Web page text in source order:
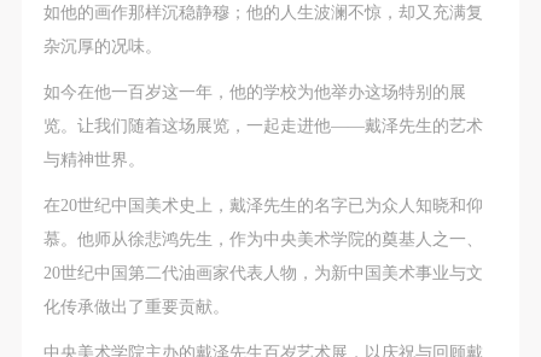
如他的画作那样沉稳静穆；他的人生波澜不惊，却又充满复
杂沉厚的况味。
如今在他一百岁这一年，他的学校为他举办这场特别的展
览。让我们随着这场展览，一起走进他——戴泽先生的艺术
与精神世界。
在20世纪中国美术史上，戴泽先生的名字已为众人知晓和仰
慕。他师从徐悲鸿先生，作为中央美术学院的奠基人之一、
20世纪中国第二代油画家代表人物，为新中国美术事业与文
化传承做出了重要贡献。
中央美术学院主办的戴泽先生百岁艺术展，以庆祝与回顾戴
律、法规，必须遵循道德和社会公德规范，并应该具
备以人为本、团结友爱、互相帮助和助人为乐的良好
品质。
第三条
参加本次活动人员应该是成年人（具有完全民事行为
同下参观。
第四条
参加活动者在此次活动期间的人身安全责任自负。鼓
励参加者自行购买人身安全保险。活动中一旦出现事
律、法规，必须遵循道德和社会公德规范，并应该具
备以人为本、团结友爱、互相帮助和助人为乐的良好
品质。
第三条
参加本次活动人员应该是成年人（具有完全民事行为
同下参观。
第四条
参加活动者在此次活动期间的人身安全责任自负。鼓
励参加者自行购买人身安全保险。活动中一旦出现事
律、法规，必须遵循道德和社会公德规范，并应该具
备以人为本、团结友爱、互相帮助和助人为乐的良好
品质。
第三条
参加本次活动人员应该是成年人（具有完全民事行为
同下参观。
第四条
参加活动者在此次活动期间的人身安全责任自负。鼓
励参加者自行购买人身安全保险。活动中一旦出现事